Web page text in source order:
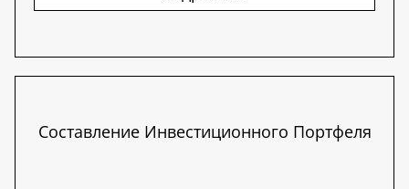
Составление Инвестиционного Портфеля